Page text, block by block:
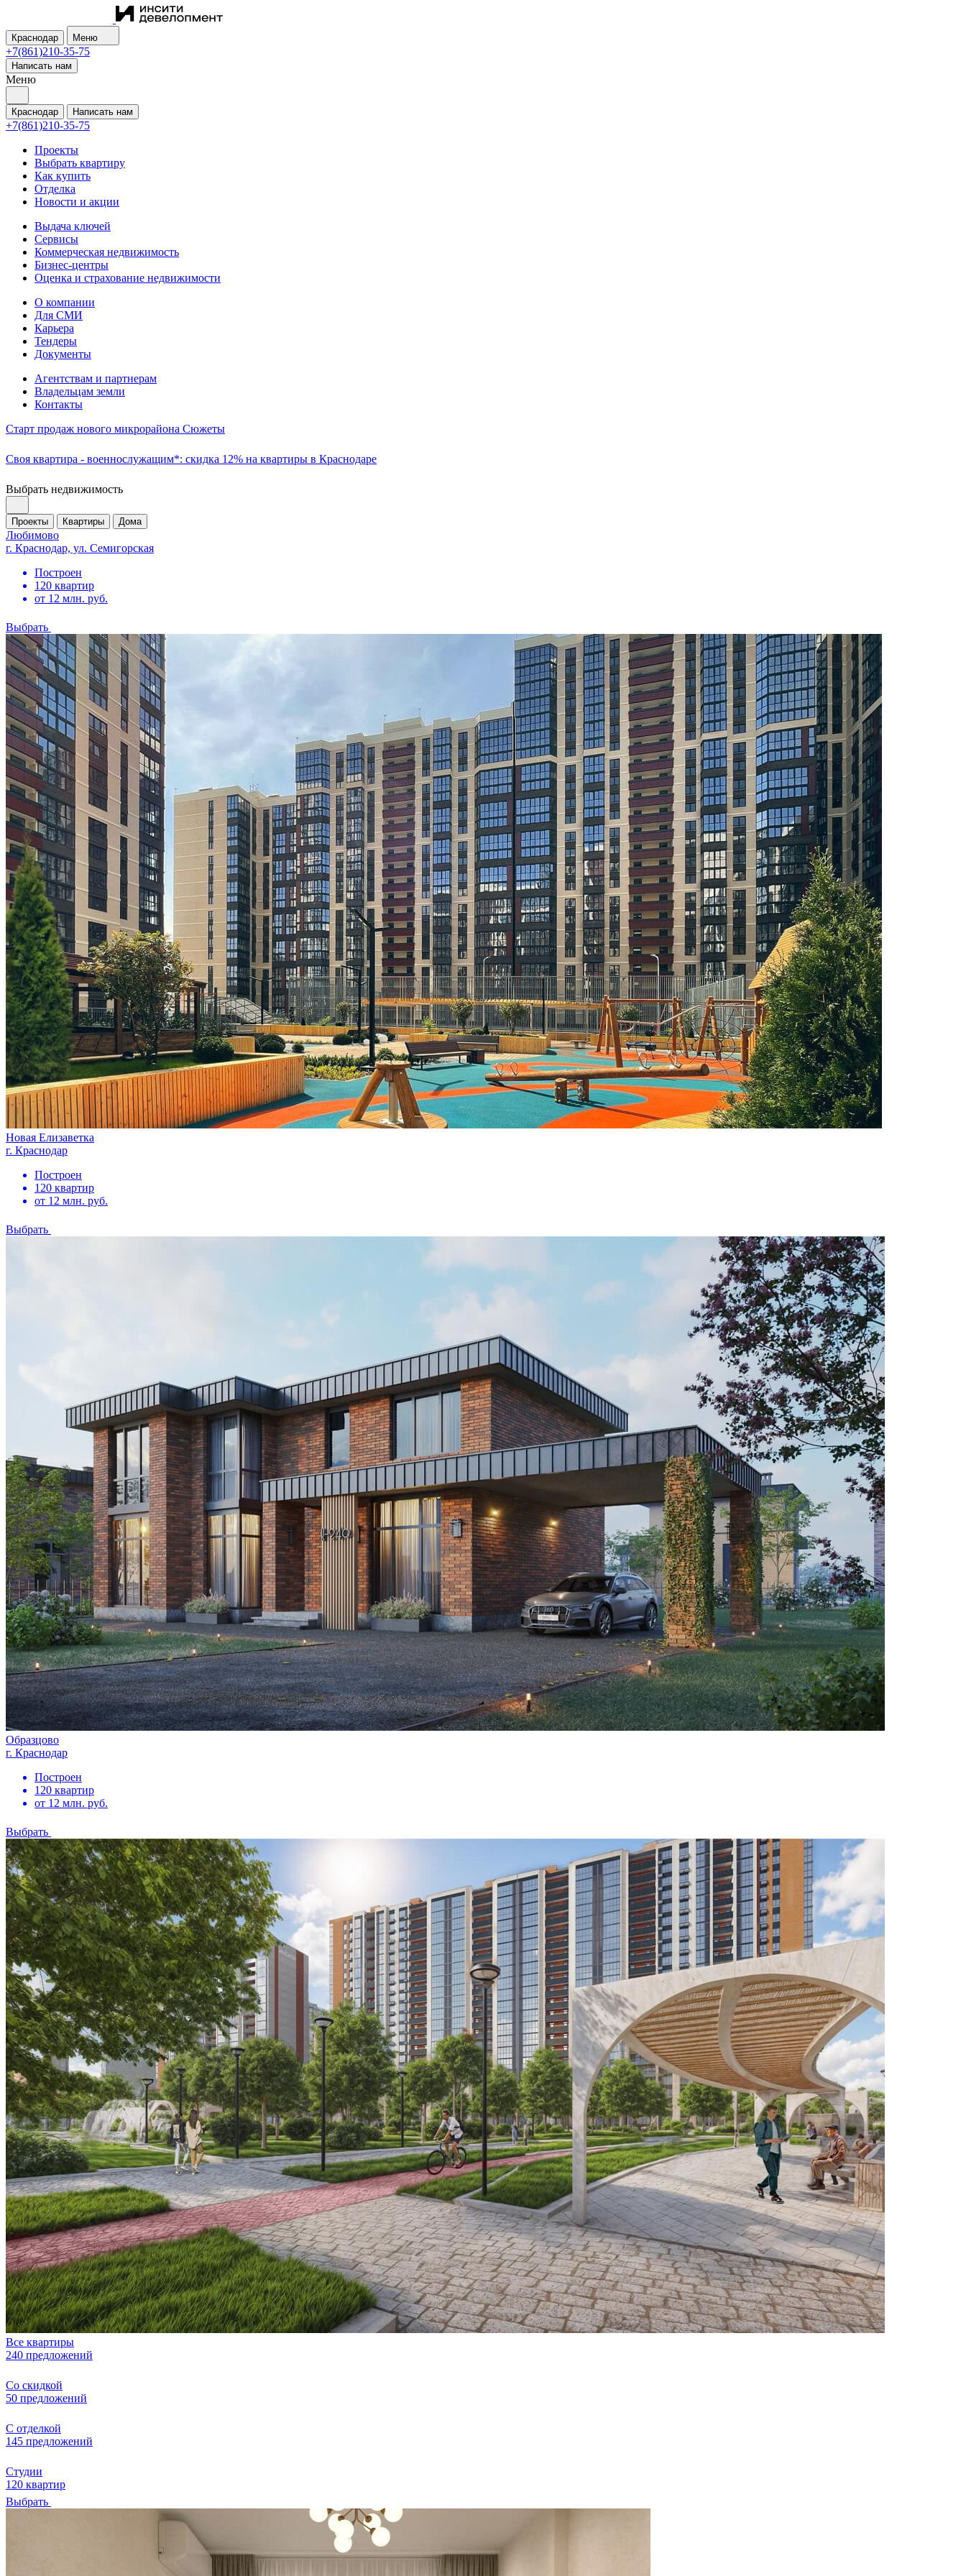
Краснодар Меню
+7(861)210-35-75
Написать нам
Меню
Краснодар Написать нам
+7(861)210-35-75
Проекты
Выбрать квартиру
Как купить
Отделка
Новости и акции
Выдача ключей
Сервисы
Коммерческая недвижимость
Бизнес-центры
Оценка и страхование недвижимости
О компании
Для СМИ
Карьера
Тендеры
Документы
Агентствам и партнерам
Владельцам земли
Контакты
Старт продаж нового микрорайона Сюжеты
Своя квартира - военнослужащим*: скидка 12% на квартиры в Краснодаре
Выбрать недвижимость
Проекты Квартиры Дома
Любимово
г. Краснодар, ул. Семигорская
Построен
120 квартир
от 12 млн. руб.
Выбрать
Новая Елизаветка
г. Краснодар
Построен
120 квартир
от 12 млн. руб.
Выбрать
Образцово
г. Краснодар
Построен
120 квартир
от 12 млн. руб.
Выбрать
Все квартиры
240 предложений
Со скидкой
50 предложений
С отделкой
145 предложений
Студии
120 квартир
Выбрать